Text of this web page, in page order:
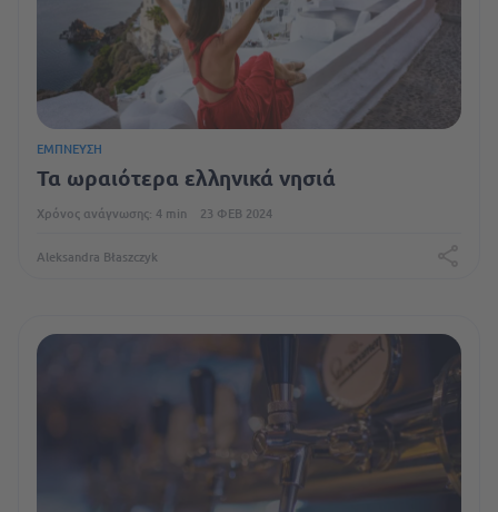
ΈΜΠΝΕΥΣΗ
Τα ωραιότερα ελληνικά νησιά
Χρόνος ανάγνωσης: 4 min 23 ΦΕΒ 2024
Aleksandra Błaszczyk